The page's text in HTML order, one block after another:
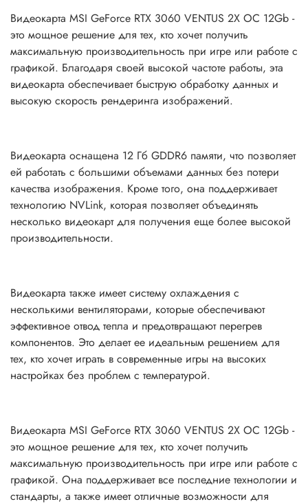
Видеокарта MSI GeForce RTX 3060 VENTUS 2X OC 12Gb -
это мощное решение для тех, кто хочет получить
максимальную производительность при игре или работе с
графикой. Благодаря своей высокой частоте работы, эта
видеокарта обеспечивает быструю обработку данных и
высокую скорость рендеринга изображений.
Видеокарта оснащена 12 Гб GDDR6 памяти, что позволяет
ей работать с большими объемами данных без потери
качества изображения. Кроме того, она поддерживает
технологию NVLink, которая позволяет объединять
несколько видеокарт для получения еще более высокой
производительности.
Видеокарта также имеет систему охлаждения с
несколькими вентиляторами, которые обеспечивают
эффективное отвод тепла и предотвращают перегрев
компонентов. Это делает ее идеальным решением для
тех, кто хочет играть в современные игры на высоких
настройках без проблем с температурой.
Видеокарта MSI GeForce RTX 3060 VENTUS 2X OC 12Gb -
это мощное решение для тех, кто хочет получить
максимальную производительность при игре или работе с
графикой. Она поддерживает все последние технологии и
стандарты, а также имеет отличные возможности для